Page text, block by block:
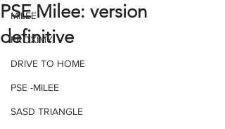
MILEE
PROXIMY
DRIVE TO HOME
PSE -MILEE
SASD TRIANGLE
PSE Milee: version
definitive